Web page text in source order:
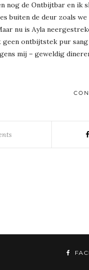
nog de Ontbijtbar en
buiten de deur zoals
nu is Ayla
geen ontbijtstek pur
mij – geweldig